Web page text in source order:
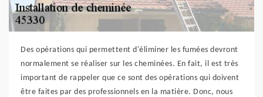
Des opérations qui permettent d'éliminer les fumées devront
normalement se réaliser sur les cheminées. En fait, il est très
important de rappeler que ce sont des opérations qui doivent
être faites par des professionnels en la matière. Donc, nous